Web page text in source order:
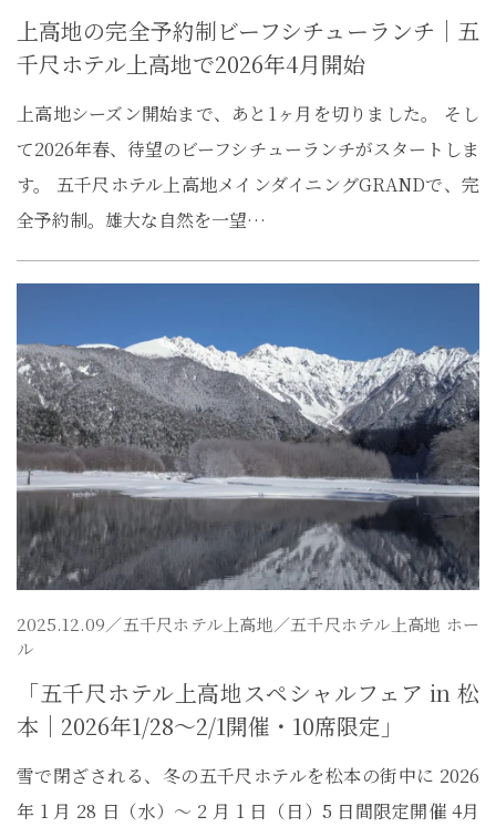
上高地の完全予約制ビーフシチューランチ｜五
千尺ホテル上高地で2026年4月開始
上高地シーズン開始まで、あと1ヶ月を切りました。 そし
て2026年春、待望のビーフシチューランチがスタートしま
す。 五千尺ホテル上高地メインダイニングGRANDで、完
全予約制。雄大な自然を一望…
2025.12.09／五千尺ホテル上高地／五千尺ホテル上高地 ホー
ル
「五千尺ホテル上高地スペシャルフェア in 松
本｜2026年1/28〜2/1開催・10席限定」
雪で閉ざされる、冬の五千尺ホテルを松本の街中に 2026
年 1 月 28 日（水）～ 2 月 1 日（日）5 日間限定開催 4月